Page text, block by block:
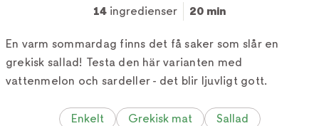
14 ingredienser 20 min
En varm sommardag finns det få saker som slår en
grekisk sallad! Testa den här varianten med
vattenmelon och sardeller - det blir ljuvligt gott.
Enkelt Grekisk mat
Sallad